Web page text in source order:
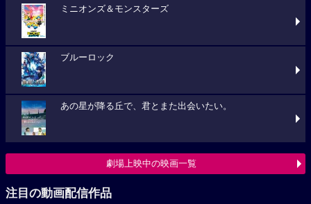
ミニオンズ＆モンスターズ
ブルーロック
あの星が降る丘で、君とまた出会いたい。
劇場上映中の映画一覧
注目の動画配信作品